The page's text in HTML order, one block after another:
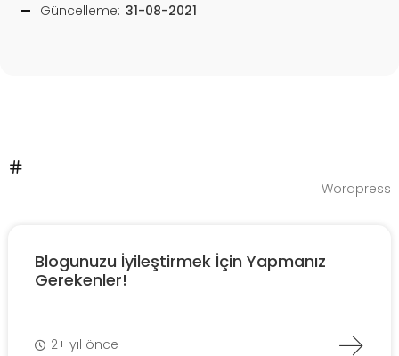
Güncelleme: 31-08-2021
Wordpress
Blogunuzu İyileştirmek İçin Yapmanız
Gerekenler!
2+ yıl önce